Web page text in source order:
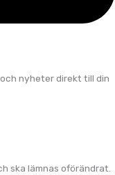
nyheter direkt till din
ska lämnas oförändrat.